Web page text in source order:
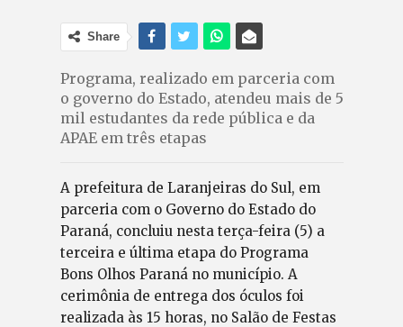
Share
Programa, realizado em parceria com
o governo do Estado, atendeu mais de 5
mil estudantes da rede pública e da
APAE em três etapas
A prefeitura de Laranjeiras do Sul, em
parceria com o Governo do Estado do
Paraná, concluiu nesta terça-feira (5) a
terceira e última etapa do Programa
Bons Olhos Paraná no município. A
cerimônia de entrega dos óculos foi
realizada às 15 horas, no Salão de Festas